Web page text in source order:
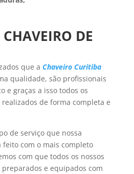
DE
que a Chaveiro Curitiba
qualidade, são profissionais
e graças a isso todos os
de forma completa e
de serviço que nossa
feito com o mais completo
com que todos os nossos
e equipados com